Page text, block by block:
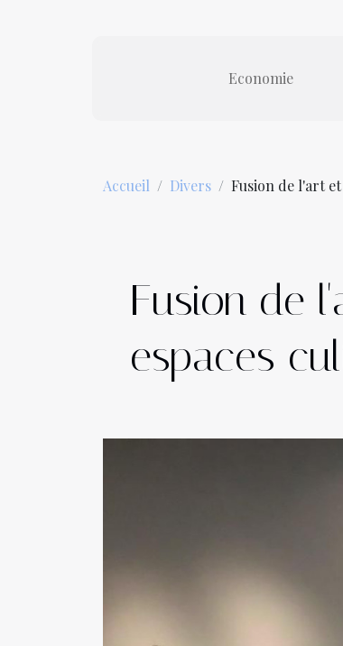
Economie
Accueil Divers Fusion de l'art
Fusion de
espaces